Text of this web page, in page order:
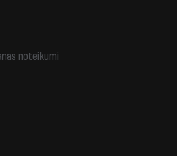
noteikumi